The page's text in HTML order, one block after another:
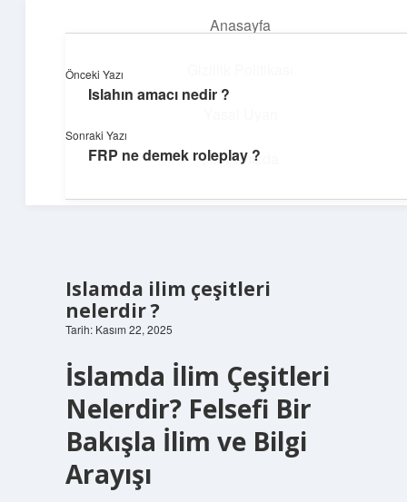
Anasayfa
Hakkımızda
Dijital dünyada keyifli bir macera!
Islamda ilim çeşitleri
nelerdir ?
Tarih: Kasım 22, 2025
İslamda İlim Çeşitleri
Nelerdir? Felsefi Bir
Bakışla İlim ve Bilgi
Arayışı
Önceki Yazı
Islahın amacı nedir ?
Sonraki Yazı
FRP ne demek roleplay ?